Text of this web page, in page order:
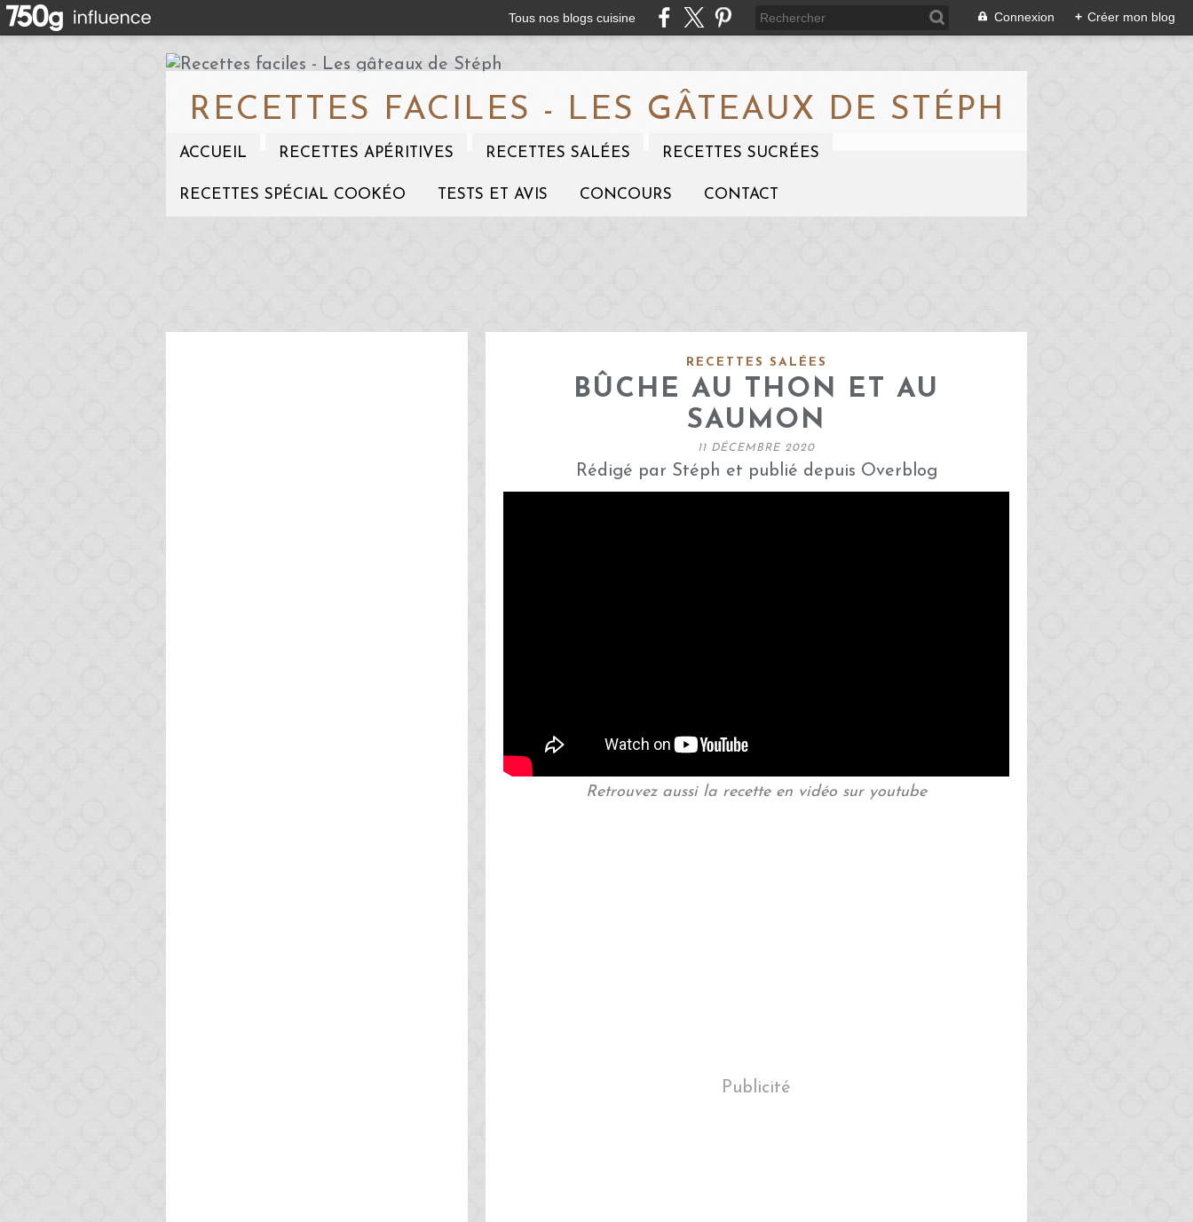
Tous nos blogs cuisine Connexion + Créer mon blog
RECETTES FACILES - LES GÂTEAUX DE STÉPH
ACCUEIL RECETTES APÉRITIVES RECETTES SALÉES RECETTES SUCRÉES
RECETTES SPÉCIAL COOKÉO TESTS ET AVIS CONCOURS CONTACT
RECETTES SALÉES
BÛCHE AU THON ET AU
SAUMON
11 DÉCEMBRE 2020
Rédigé par Stéph et publié depuis Overblog
Retrouvez aussi la recette en vidéo sur youtube
Publicité